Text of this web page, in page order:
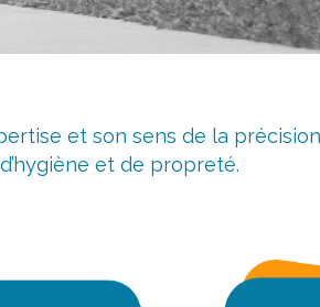
et son sens de la
et de propreté.